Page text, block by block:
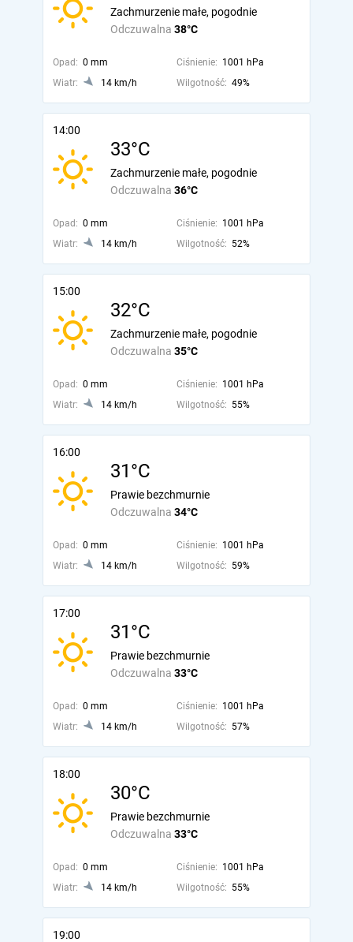
Odczuwalna 38°C
Zachmurzenie małe, pogodnie
Opad: 0 mm Ciśnienie: 1001 hPa
Wiatr:
14 km/h Wilgotność: 49%
14:00
33°C
Odczuwalna 36°C
Zachmurzenie małe, pogodnie
Opad: 0 mm Ciśnienie: 1001 hPa
Wiatr:
14 km/h Wilgotność: 52%
15:00
32°C
Odczuwalna 35°C
Zachmurzenie małe, pogodnie
Opad: 0 mm Ciśnienie: 1001 hPa
Wiatr:
14 km/h Wilgotność: 55%
16:00
31°C
Odczuwalna 34°C
Prawie bezchmurnie
Opad: 0 mm Ciśnienie: 1001 hPa
Wiatr:
14 km/h Wilgotność: 59%
17:00
31°C
Odczuwalna 33°C
Prawie bezchmurnie
Opad: 0 mm Ciśnienie: 1001 hPa
Wiatr:
14 km/h Wilgotność: 57%
18:00
30°C
Odczuwalna 33°C
Prawie bezchmurnie
Opad: 0 mm Ciśnienie: 1001 hPa
Wiatr:
14 km/h Wilgotność: 55%
19:00